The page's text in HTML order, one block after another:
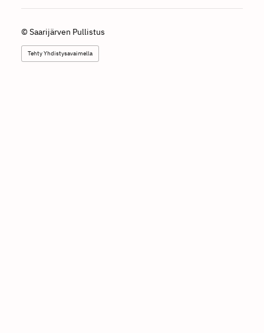
© Saarijärven Pullistus
Tehty Yhdistysavaimella